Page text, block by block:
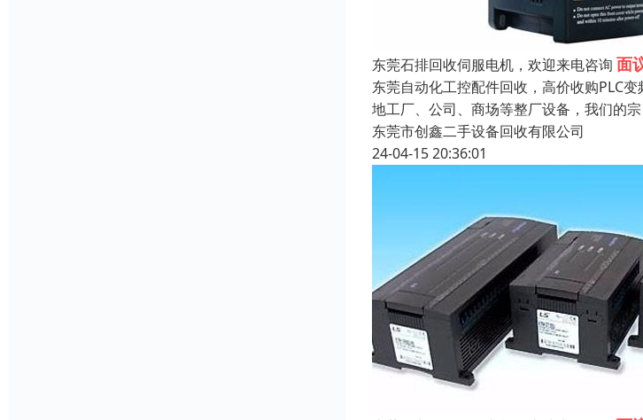
东莞石排回收伺服电机，欢迎来电咨询 面
东莞自动化工控配件回收，高价收购PLC
地工厂、公司、商场等整厂设备，我们的
东莞市创鑫二手设备回收有限公司
24-04-15 20:36:01